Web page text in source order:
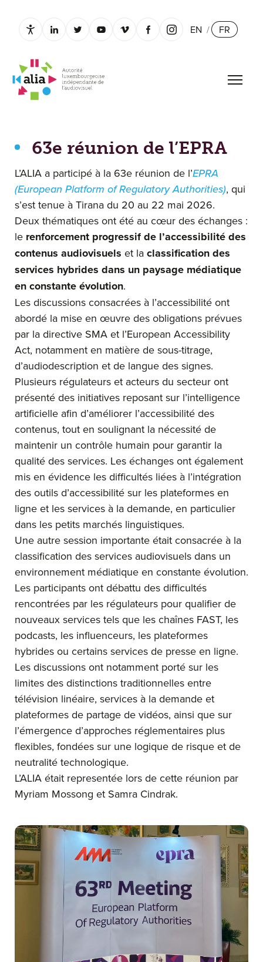
Paramètres d’accessibilité
linkedin.com
twitter.com
youtube.com
vimeo.com
facebook.com
instagram.com
EN / FR
Ouvrir
63e réunion de l’EPRA
L’ALIA a participé à la 63e réunion de l’EPRA
(European Platform of Regulatory Authorities), qui
s’est tenue à Tirana du 20 au 22 mai 2026.
Deux thématiques ont été au cœur des échanges :
le renforcement progressif de l’accessibilité des
contenus audiovisuels et la classification des
services hybrides dans un paysage médiatique
en constante évolution.
Les discussions consacrées à l’accessibilité ont
abordé la mise en œuvre des obligations prévues
par la directive SMA et l’European Accessibility
Act, notamment en matière de sous-titrage,
d’audiodescription et de langue des signes.
Plusieurs régulateurs et acteurs du secteur ont
présenté des initiatives reposant sur l’intelligence
artificielle afin d’améliorer l’accessibilité des
contenus, tout en soulignant la nécessité de
maintenir un contrôle humain pour garantir la
qualité des services. Les échanges ont également
mis en évidence les difficultés liées à l’intégration
des outils d’accessibilité sur les plateformes en
ligne et les services à la demande, en particulier
dans les petits marchés linguistiques.
Une autre session importante était consacrée à la
classification des services audiovisuels dans un
environnement médiatique en constante évolution.
Les participants ont débattu des difficultés
rencontrées par les régulateurs pour qualifier de
nouveaux services tels que les chaînes FAST, les
podcasts, les influenceurs, les plateformes
hybrides ou certains services de presse en ligne.
Les discussions ont notamment porté sur les
limites des distinctions traditionnelles entre
télévision linéaire, services à la demande et
plateformes de partage de vidéos, ainsi que sur
l’émergence d’approches réglementaires plus
flexibles, fondées sur une logique de risque et de
neutralité technologique.
L’ALIA était representée lors de cette réunion par
Myriam Mossong et Samra Cindrak.